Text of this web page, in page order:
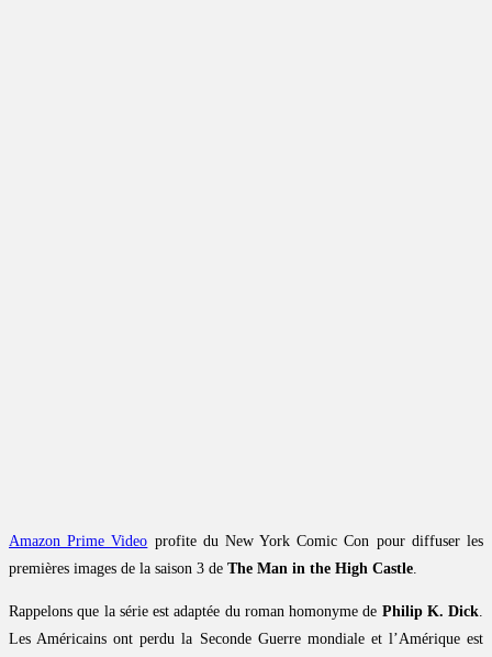
Amazon Prime Video profite du New York Comic Con pour diffuser les
premières images de la saison 3 de The Man in the High Castle.
Rappelons que la série est adaptée du roman homonyme de Philip K. Dick.
Les Américains ont perdu la Seconde Guerre mondiale et l’Amérique est